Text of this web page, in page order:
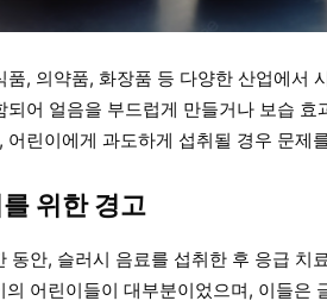
, 의약품, 화장품 등 다양한 산업에서
어 얼음을 부드럽게 만들거나 보습 효
린이에게 과도하게 섭취될 경우 문제
위한 경고
안, 슬러시 음료를 섭취한 후 응급 치
어린이들이 대부분이었으며, 이들은